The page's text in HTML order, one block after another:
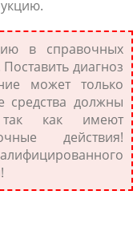
в справочных
диагноз
может только
средства должны
так как имеют
действия!